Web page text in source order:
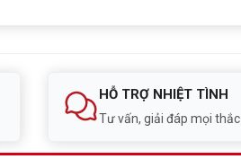
HỖ TRỢ NHIỆT TÌNH
Tư vấn, giải đáp mọi